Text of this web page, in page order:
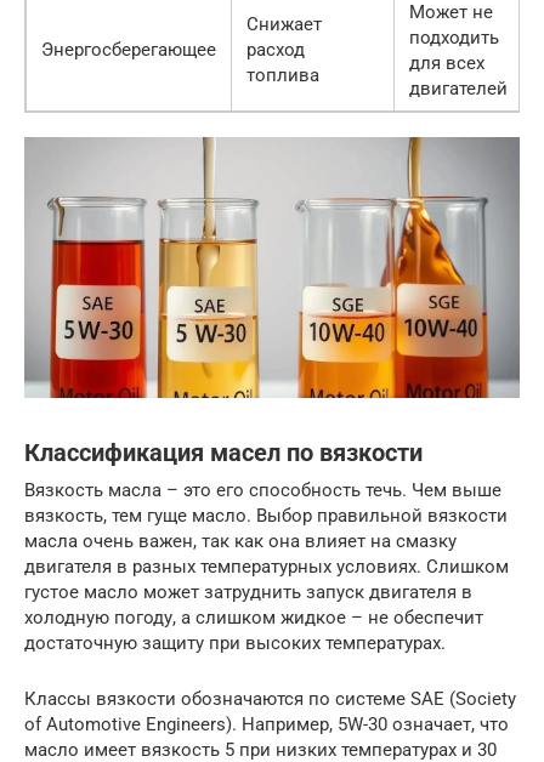
Энергосберегающее
Снижает
расход
топлива
Может не
подходить
для всех
двигателей
Классификация масел по вязкости
Вязкость масла – это его способность течь. Чем выше
вязкость, тем гуще масло. Выбор правильной вязкости
масла очень важен, так как она влияет на смазку
двигателя в разных температурных условиях. Слишком
густое масло может затруднить запуск двигателя в
холодную погоду, а слишком жидкое – не обеспечит
достаточную защиту при высоких температурах.
Классы вязкости обозначаются по системе SAE (Society
of Automotive Engineers). Например, 5W-30 означает, что
масло имеет вязкость 5 при низких температурах и 30